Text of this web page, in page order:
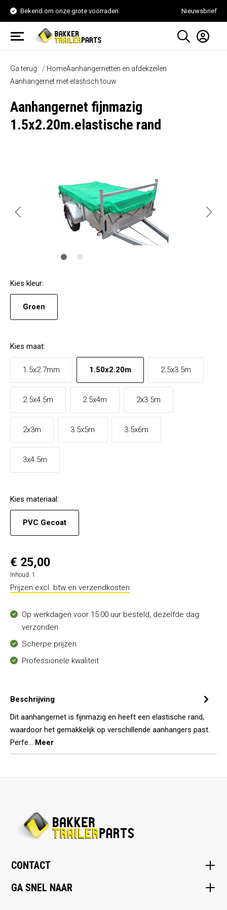
Bekend om onze grote voorraden Nieuwsbrief
Ga terug HomeAanhangernetten en afdekzeilen
Aanhangernet met elastisch touw
Aanhangernet fijnmazig
1.5x2.20m.elastische rand
Kies kleur:
Groen
Kies maat:
1.5x2.7mm 1.50x2.20m 2.5x3.5m
2.5x4.5m 2.5x4m 2x3.5m
2x3m 3.5x5m 3.5x6m
3x4.5m
Kies materiaal:
PVC Gecoat
€ 25,00
Inhoud: 1
Prijzen excl. btw en verzendkosten
Op werkdagen voor 15:00 uur besteld, dezelfde dag
verzonden
Scherpe prijzen
Professionele kwaliteit
Beschrijving
Dit aanhangernet is fijnmazig en heeft een elastische rand,
waardoor het gemakkelijk op verschillende aanhangers past.
Perfe… Meer
CONTACT
GA SNEL NAAR